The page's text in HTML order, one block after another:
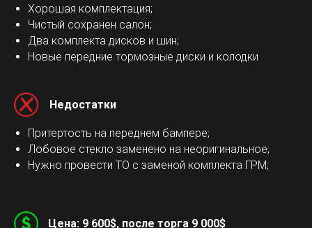
Хорошая комплектация;
Чистый сохранен салон;
Два комплекта дисков и шин;
Новые передние тормозные диски и колодки
Недостатки
Притертость на переднем бампере;
Лобовое стекло заменено на неоригинальное;
Нужно провести ТО с заменой комплекта ГРМ;
Цена: 9 600$, после торга 9 000$